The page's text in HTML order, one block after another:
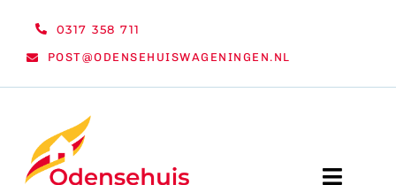
0317 358 711
POST@ODENSEHUISWAGENINGEN.NL